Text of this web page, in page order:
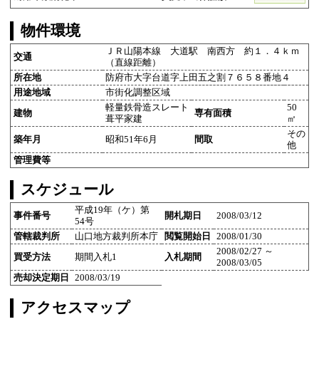
物件環境
交通
ＪＲ山陽本線 大道駅 南西方 約１．４ｋｍ
（直線距離）
所在地
防府市大字台道字上田五之割７６５８番地４
用途地域
市街化調整区域
建物
軽量鉄骨造スレート
葺平家建
専有面積
50
㎡
築年月 昭和51年6月 間取
その
他
管理費等
スケジュール
事件番号
平成19年（ケ）第
54号
開札期日 2008/03/12
管轄裁判所 山口地方裁判所本庁 閲覧開始日 2008/01/30
買受方法 期間入札1 入札期間
2008/02/27 ～
2008/03/05
売却決定期日
2008/03/19
アクセスマップ